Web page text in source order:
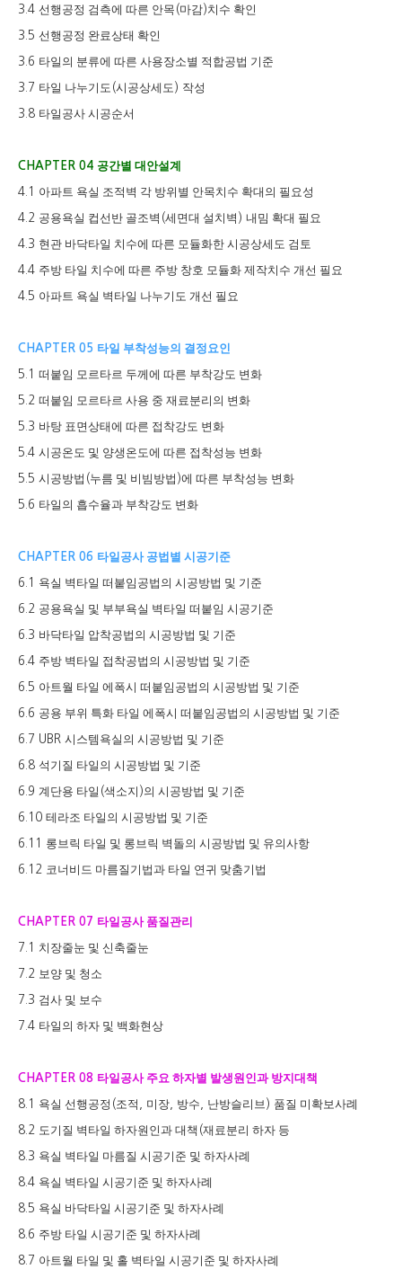
3.4 선행공정 검측에 따른 안목 (마감)치수 확인
3.5 선행공정 완료상태 확인
3.6 타일의 분류에 따른 사용장소별 적합공법 기준
3.7 타일 나누기도 (시공상세도 ) 작성
3.8 타일공사 시공순서
CHAPTER 04 공간별 대안설계
4.1 아파트 욕실 조적벽 각 방위별 안목치수 확대의 필요성
4.2 공용욕실 컵선반 골조벽 (세면대 설치벽 ) 내밈 확대 필요
4.3 현관 바닥타일 치수에 따른 모듈화한 시공상세도 검토
4.4 주방 타일 치수에 따른 주방 창호 모듈화 제작치수 개선 필요
4.5 아파트 욕실 벽타일 나누기도 개선 필요
CHAPTER 05 타일 부착성능의 결정요인
5.1 떠붙임 모르타르 두께에 따른 부착강도 변화
5.2 떠붙임 모르타르 사용 중 재료분리의 변화
5.3 바탕 표면상태에 따른 접착강도 변화
5.4 시공온도 및 양생온도에 따른 접착성능 변화
5.5 시공방법 (누름 및 비빔방법 )에 따른 부착성능 변화
5.6 타일의 흡수율과 부착강도 변화
CHAPTER 06 타일공사 공법별 시공기준
6.1 욕실 벽타일 떠붙임공법의 시공방법 및 기준
6.2 공용욕실 및 부부욕실 벽타일 떠붙임 시공기준
6.3 바닥타일 압착공법의 시공방법 및 기준
6.4 주방 벽타일 접착공법의 시공방법 및 기준
6.5 아트월 타일 에폭시 떠붙임공법의 시공방법 및 기준
6.6 공용 부위 특화 타일 에폭시 떠붙임공법의 시공방법 및 기준
6.7 UBR 시스템욕실의 시공방법 및 기준
6.8 석기질 타일의 시공방법 및 기준
6.9 계단용 타일 (색소지 )의 시공방법 및 기준
6.10 테라조 타일의 시공방법 및 기준
6.11 롱브릭 타일 및 롱브릭 벽돌의 시공방법 및 유의사항
6.12 코너비드 마름질기법과 타일 연귀 맞춤기법
CHAPTER 07 타일공사 품질관리
7.1 치장줄눈 및 신축줄눈
7.2 보양 및 청소
7.3 검사 및 보수
7.4 타일의 하자 및 백화현상
CHAPTER 08 타일공사 주요 하자별 발생원인과 방지대책
8.1 욕실 선행공정 (조적 미장 방수 난방슬리브 ) 품질 미확보사례
8.2 도기질 벽타일 하자원인과 대책 (재료분리 하자 등
8.3 욕실 벽타일 마름질 시공기준 및 하자사례
8.4 욕실 벽타일 시공기준 및 하자사례
8.5 욕실 바닥타일 시공기준 및 하자사례
8.6 주방 타일 시공기준 및 하자사례
8.7 아트월 타일 및 홀 벽타일 시공기준 및 하자사례